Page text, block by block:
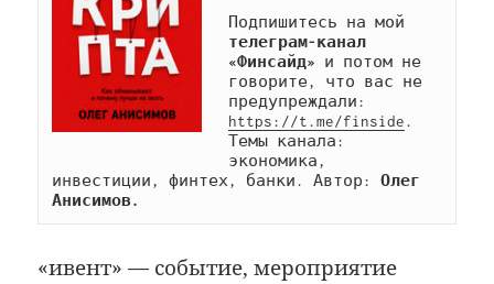
телеграм-канал
«Финсайд» и потом не
говорите, что вас не
https://t.me/finside .
Темы канала:
экономика,
инвестиции, финтех, банки. Автор: Олег
Анисимов.
«ивент» — событие, мероприятие